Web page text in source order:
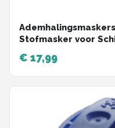
Stofmasker voor
€ 17,99